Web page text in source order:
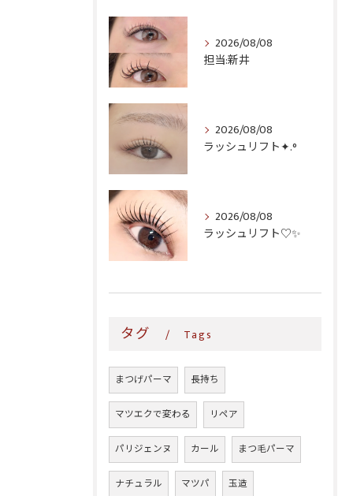
2026/08/08
担当:新井
2026/08/08
ラッシュリフト✦.°
2026/08/08
ラッシュリフト♡✨
タグ Tags
まつげパーマ 長持ち
マツエクで変わる リペア
パリジェンヌ カール まつ毛パーマ
ナチュラル マツパ 玉造